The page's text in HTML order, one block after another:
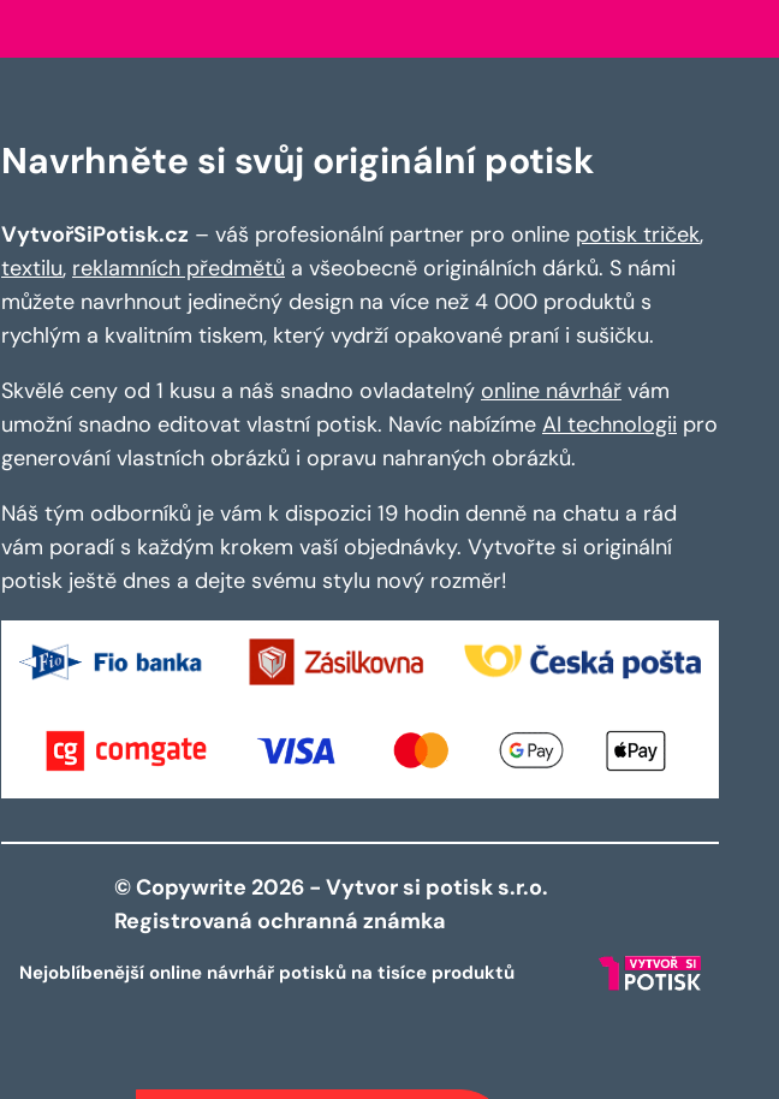
Navrhněte si svůj originální potisk
VytvořSiPotisk.cz – váš profesionální partner pro online potisk triček,
textilu, reklamních předmětů a všeobecně originálních dárků. S námi
můžete navrhnout jedinečný design na více než 4 000 produktů s
rychlým a kvalitním tiskem, který vydrží opakované praní i sušičku.
Skvělé ceny od 1 kusu a náš snadno ovladatelný online návrhář vám
umožní snadno editovat vlastní potisk. Navíc nabízíme AI technologii pro
generování vlastních obrázků i opravu nahraných obrázků.
Náš tým odborníků je vám k dispozici 19 hodin denně na chatu a rád
vám poradí s každým krokem vaší objednávky. Vytvořte si originální
potisk ještě dnes a dejte svému stylu nový rozměr!
© Copywrite 2026 - Vytvor si potisk s.r.o.
Registrovaná ochranná známka
Nejoblíbenější online návrhář potisků na tisíce produktů